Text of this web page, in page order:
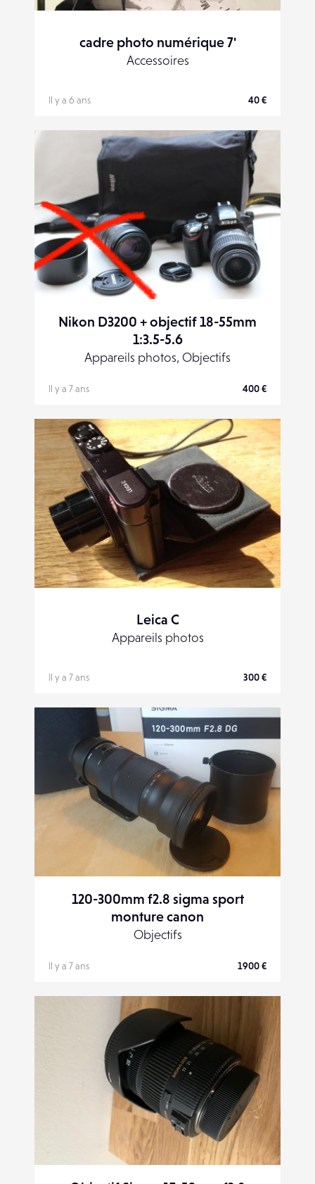
cadre photo numérique 7'
Accessoires
Il y a 6 ans 40 €
Nikon D3200 + objectif 18-55mm
1:3.5-5.6
Appareils photos, Objectifs
Il y a 7 ans 400 €
Leica C
Appareils photos
Il y a 7 ans 300 €
120-300mm f2.8 sigma sport
monture canon
Objectifs
Il y a 7 ans 1900 €